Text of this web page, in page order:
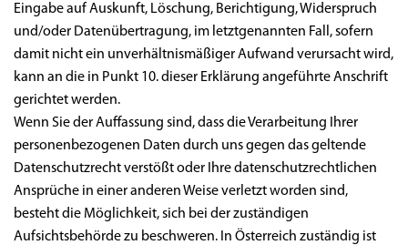
Eingabe auf Auskunft, Löschung, Berichtigung, Widerspruch
und/oder Datenübertragung, im letztgenannten Fall, sofern
damit nicht ein unverhältnismäßiger Aufwand verursacht wird,
kann an die in Punkt 10. dieser Erklärung angeführte Anschrift
gerichtet werden.
Wenn Sie der Auffassung sind, dass die Verarbeitung Ihrer
personenbezogenen Daten durch uns gegen das geltende
Datenschutzrecht verstößt oder Ihre datenschutzrechtlichen
Ansprüche in einer anderen Weise verletzt worden sind,
besteht die Möglichkeit, sich bei der zuständigen
Aufsichtsbehörde zu beschweren. In Österreich zuständig ist